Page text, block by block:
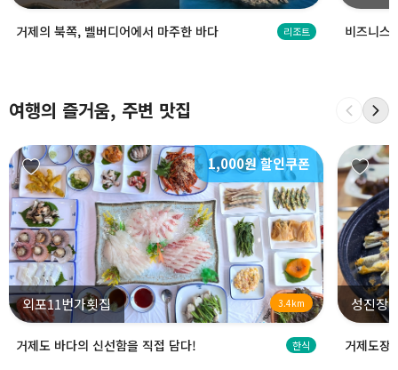
거제의 북쪽, 벨버디어에서 마주한 바다 리조트 비즈니스
여행의 즐거움, 주변 맛집
1,000원 할인쿠폰
외포11번가횟집 3.4km
거제도 바다의 신선함을 직접 담다! 한식
성진장
거제도장